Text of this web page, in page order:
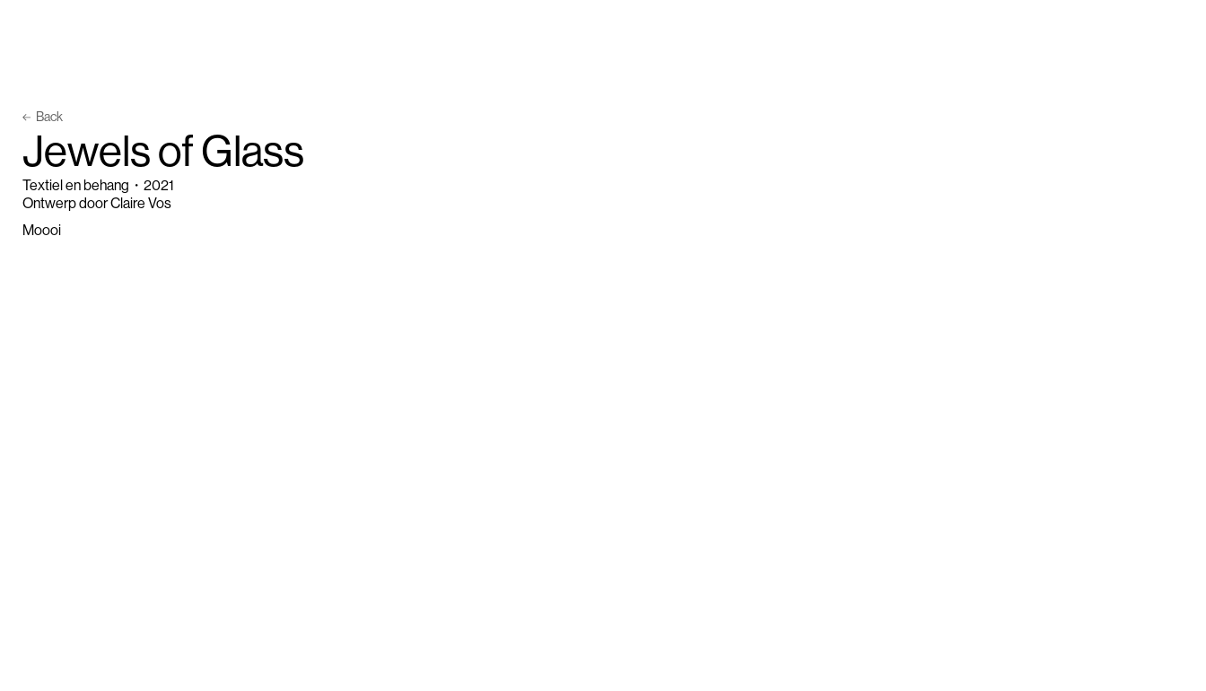
Back
JewelsofGlass
Textiel en behang ・ 2021
Ontwerp door Claire Vos
Moooi